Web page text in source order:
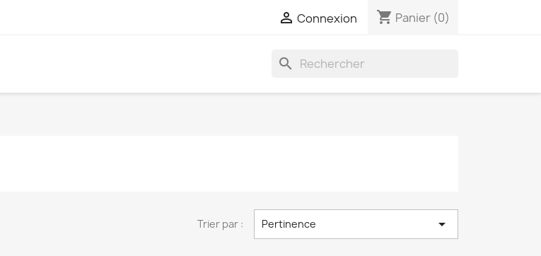
 Connexion shopping_cart Panier (0)
search
Trier par : Pertinence 